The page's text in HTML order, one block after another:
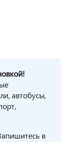
автобусы,
в